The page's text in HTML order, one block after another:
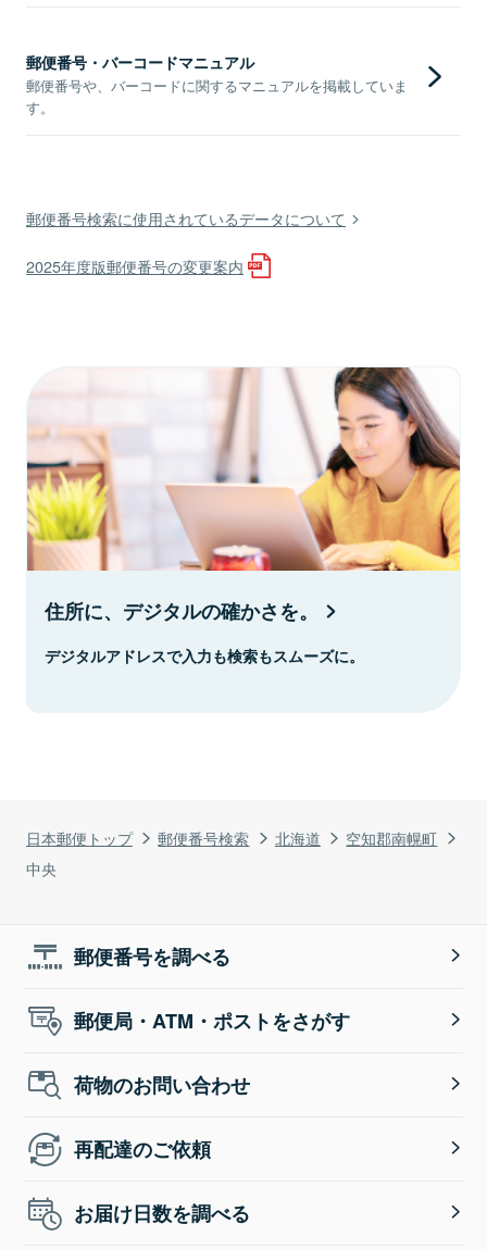
日本郵便トップ 郵便番号検索 北海道
空知郡南幌町
中央
郵便番号・バーコードマニュアル
郵便番号や、バーコードに関するマニュアルを掲載していま
す。
郵便番号検索に使用されているデータについて
2025年度版郵便番号の変更案内
住所に、デジタルの確かさを。
デジタルアドレスで入力も検索もスムーズに。
郵便番号を調べる
郵便局・ATM・ポストをさがす
荷物のお問い合わせ
再配達のご依頼
お届け日数を調べる